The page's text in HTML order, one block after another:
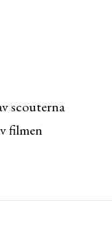
scouterna
filmen